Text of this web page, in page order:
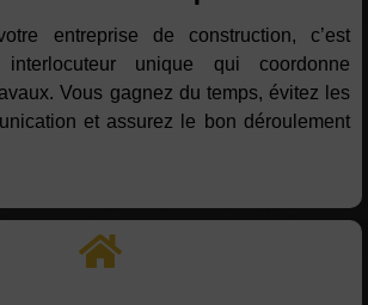
entreprise de construction, c’est
interlocuteur unique qui coordonne
Vous gagnez du temps, évitez les
et assurez le bon déroulement